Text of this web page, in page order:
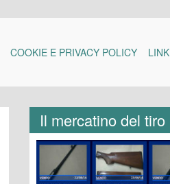
COOKIE E PRIVACY POLICY LINK
Il mercatino del tiro